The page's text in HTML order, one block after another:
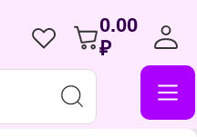
0.00
₽